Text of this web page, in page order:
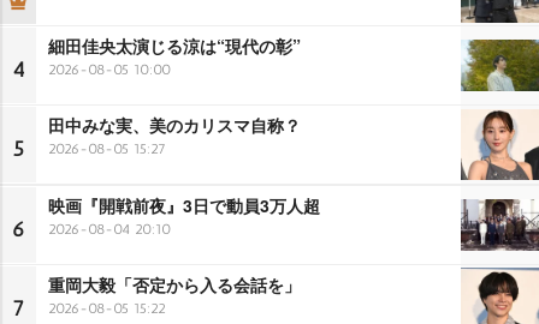
4
細田佳央太演じる涼は“現代の彰”
2026-08-05 10:00
5
田中みな実、美のカリスマ自称？
2026-08-05 15:27
6
映画『開戦前夜』3日で動員3万人超
2026-08-04 20:10
7
重岡大毅「否定から入る会話を」
2026-08-05 15:22